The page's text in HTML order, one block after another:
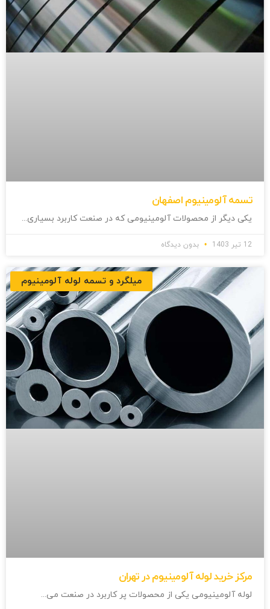
تسمه آلومینیوم اصفهان
یکی دیگر از محصولات آلومینیومی که در صنعت کاربرد بسیاری
12 تیر 1403 بدون دیدگاه
میلگرد و تسمه لوله آلومینیوم
مرکز خرید لوله آلومینیوم در تهران
لوله آلومینیومی یکی از محصولات پر کاربرد در صنعت می